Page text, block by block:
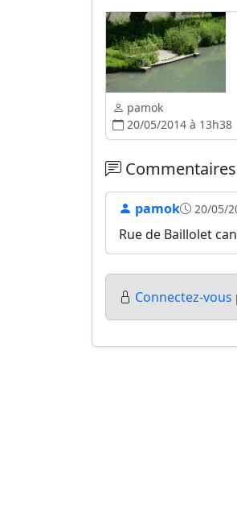
pamok
20/05/2014 à 13h38
pamok 20/05/
Rue de Baillolet
Connectez-vous